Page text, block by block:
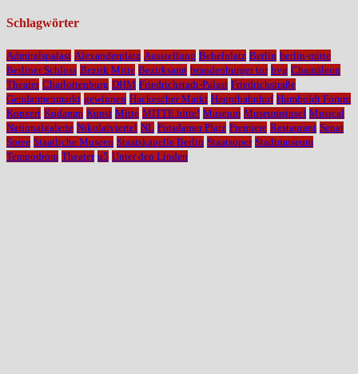
Schlagwörter
Admiralspalast Alexanderplatz Ausstellung Bebelplatz Berlin berlin-mitte
Berliner Schloss Bezirk Mitte Bezirksamt brandenburger tor bvg Chamäleon
Theater Charlottenburg DHM Friedrichstadt-Palast Friedrichstraße
Gendarmenmarkt gewinnen Hackescher Markt Hauptbahnhof Humboldt Forum
Konzert Kudamm Kunst Mitte MITTE bitte! Museum Museumsinsel Musical
Nationalgalerie Nikolaiviertel NL Potsdamer Platz Premiere Restaurant Senat
Spree Staatliche Museen Staatskapelle Berlin Staatsoper Stadtmuseum
Tempodrom Theater u5 Unter den Linden